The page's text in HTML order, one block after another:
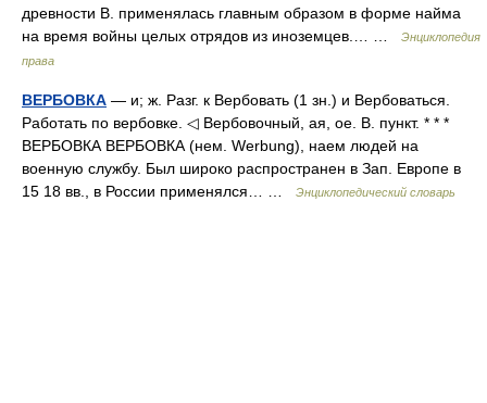
древности В. применялась главным образом в форме найма
на время войны целых отрядов из иноземцев.… …
Энциклопедия
права
ВЕРБОВКА — и; ж. Разг. к Вербовать (1 зн.) и Вербоваться.
Работать по вербовке. ◁ Вербовочный, ая, ое. В. пункт. * * *
ВЕРБОВКА ВЕРБОВКА (нем. Werbung), наем людей на
военную службу. Был широко распространен в Зап. Европе в
15 18 вв., в России применялся… …
Энциклопедический словарь